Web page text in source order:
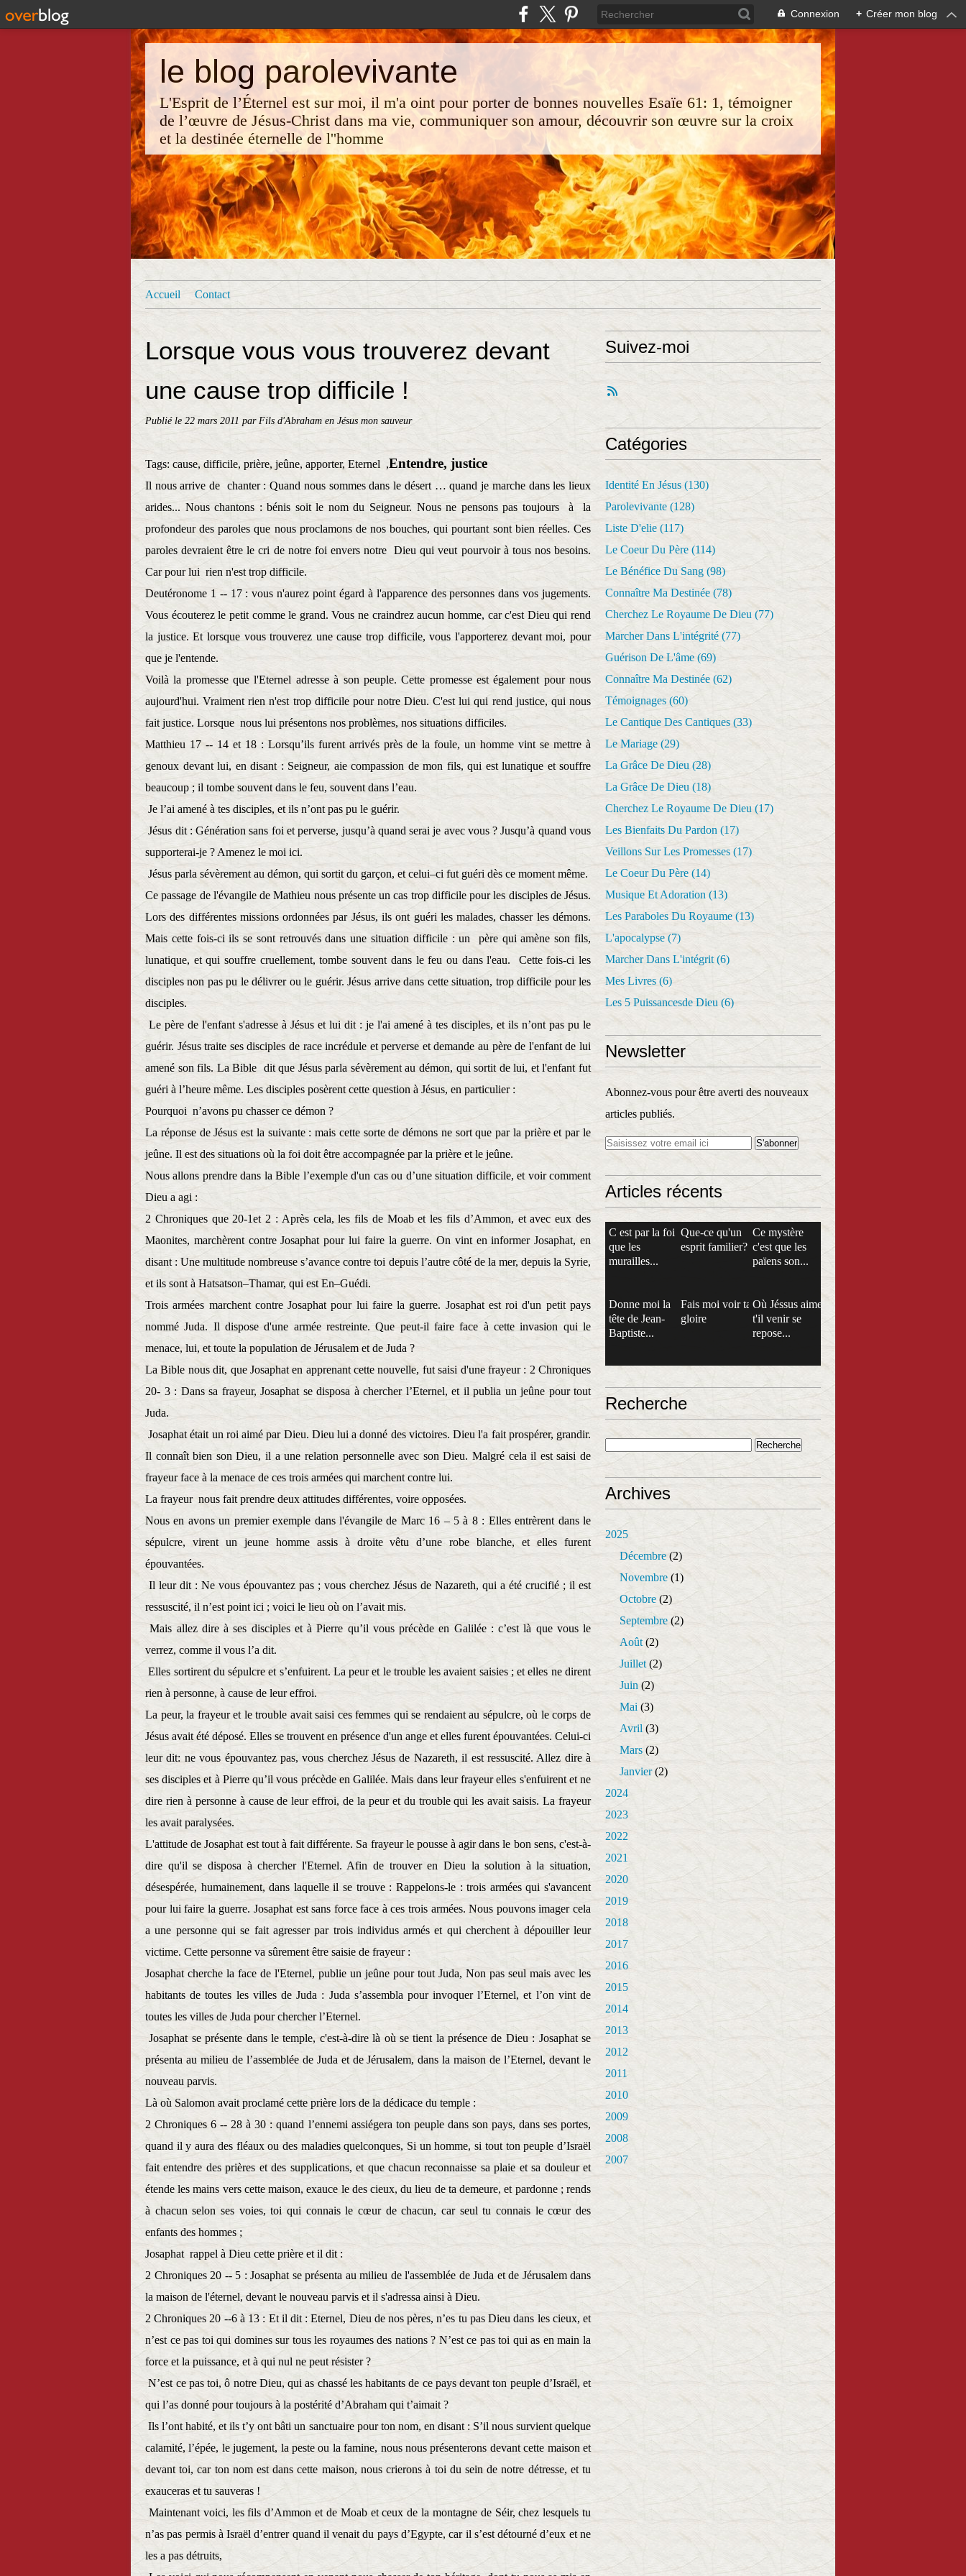
Connexion + Créer mon blog
le blog parolevivante
L'Esprit de l’Éternel est sur moi, il m'a oint pour porter de bonnes nouvelles Esaïe 61: 1, témoigner
de l’œuvre de Jésus-Christ dans ma vie, communiquer son amour, découvrir son œuvre sur la croix
et la destinée éternelle de l''homme
Accueil Contact
Lorsque vous vous trouverez devant
une cause trop difficile !
Publié le 22 mars 2011 par Fils d'Abraham en Jésus mon sauveur
Tags: cause, difficile, prière, jeûne, apporter, Eternel ,Entendre, justice
Il nous arrive de chanter : Quand nous sommes dans le désert … quand je marche dans les lieux
arides... Nous chantons : bénis soit le nom du Seigneur. Nous ne pensons pas toujours
à
la
profondeur des paroles que nous proclamons de nos bouches, qui pourtant sont bien réelles. Ces
paroles devraient être le cri de notre foi envers notre
Dieu qui veut pourvoir à tous nos besoins.
Car pour lui rien n'est trop difficile.
Deutéronome 1 -- 17 : vous n'aurez point égard à l'apparence des personnes dans vos jugements.
Vous écouterez le petit comme le grand. Vous ne craindrez aucun homme, car c'est Dieu qui rend
la justice. Et lorsque vous trouverez une cause trop difficile, vous l'apporterez devant moi, pour
que je l'entende.
Voilà la promesse que l'Eternel adresse à son peuple. Cette promesse est également pour nous
aujourd'hui. Vraiment rien n'est trop difficile pour notre Dieu. C'est lui qui rend justice, qui nous
fait justice. Lorsque nous lui présentons nos problèmes, nos situations difficiles.
Matthieu 17 -- 14 et 18 : Lorsqu’ils furent arrivés près de la foule, un homme vint se mettre à
genoux devant lui, en disant : Seigneur, aie compassion de mon fils, qui est lunatique et souffre
beaucoup ; il tombe souvent dans le feu, souvent dans l’eau.
Je l’ai amené à tes disciples, et ils n’ont pas pu le guérir.
Jésus dit : Génération sans foi et perverse, jusqu’à quand serai je avec vous ? Jusqu’à quand vous
supporterai-je ? Amenez le moi ici.
Jésus parla sévèrement au démon, qui sortit du garçon, et celui–ci fut guéri dès ce moment même.
Ce passage de l'évangile de Mathieu nous présente un cas trop difficile pour les disciples de Jésus.
Lors des différentes missions ordonnées par Jésus, ils ont guéri les malades, chasser les démons.
Mais cette fois-ci ils se sont retrouvés dans une situation difficile : un
père qui amène son fils,
lunatique, et qui souffre cruellement, tombe souvent dans le feu ou dans l'eau. Cette fois-ci les
disciples non pas pu le délivrer ou le guérir. Jésus arrive dans cette situation, trop difficile pour les
disciples.
Le père de l'enfant s'adresse à Jésus et lui dit : je l'ai amené à tes disciples, et ils n’ont pas pu le
guérir. Jésus traite ses disciples de race incrédule et perverse et demande au père de l'enfant de lui
amené son fils. La Bible dit que Jésus parla sévèrement au démon, qui sortit de lui, et l'enfant fut
guéri à l’heure même. Les disciples posèrent cette question à Jésus, en particulier :
Pourquoi n’avons pu chasser ce démon ?
La réponse de Jésus est la suivante : mais cette sorte de démons ne sort que par la prière et par le
jeûne. Il est des situations où la foi doit être accompagnée par la prière et le jeûne.
Nous allons prendre dans la Bible l’exemple d'un cas ou d’une situation difficile, et voir comment
Dieu a agi :
2 Chroniques que 20-1et 2 : Après cela, les fils de Moab et les fils d’Ammon, et avec eux des
Maonites, marchèrent contre Josaphat pour lui faire la guerre. On vint en informer Josaphat, en
disant : Une multitude nombreuse s’avance contre toi depuis l’autre côté de la mer, depuis la Syrie,
et ils sont à Hatsatson–Thamar, qui est En–Guédi.
Trois armées marchent contre Josaphat pour lui faire la guerre. Josaphat est roi d'un petit pays
nommé Juda. Il dispose d'une armée restreinte. Que peut-il faire face à cette invasion qui le
menace, lui, et toute la population de Jérusalem et de Juda ?
La Bible nous dit, que Josaphat en apprenant cette nouvelle, fut saisi d'une frayeur : 2 Chroniques
20- 3 : Dans sa frayeur, Josaphat se disposa à chercher l’Eternel, et il publia un jeûne pour tout
Juda.
Josaphat était un roi aimé par Dieu. Dieu lui a donné des victoires. Dieu l'a fait prospérer, grandir.
Il connaît bien son Dieu, il a une relation personnelle avec son Dieu. Malgré cela il est saisi de
frayeur face à la menace de ces trois armées qui marchent contre lui.
La frayeur nous fait prendre deux attitudes différentes, voire opposées.
Nous en avons un premier exemple dans l'évangile de Marc 16 – 5 à 8 : Elles entrèrent dans le
sépulcre, virent un jeune homme assis à droite vêtu d’une robe blanche, et elles furent
épouvantées.
Il leur dit : Ne vous épouvantez pas ; vous cherchez Jésus de Nazareth, qui a été crucifié ; il est
ressuscité, il n’est point ici ; voici le lieu où on l’avait mis.
Mais allez dire à ses disciples et à Pierre qu’il vous précède en Galilée : c’est là que vous le
verrez, comme il vous l’a dit.
Elles sortirent du sépulcre et s’enfuirent. La peur et le trouble les avaient saisies ; et elles ne dirent
rien à personne, à cause de leur effroi.
La peur, la frayeur et le trouble avait saisi ces femmes qui se rendaient au sépulcre, où le corps de
Jésus avait été déposé. Elles se trouvent en présence d'un ange et elles furent épouvantées. Celui-ci
leur dit: ne vous épouvantez pas, vous cherchez Jésus de Nazareth, il est ressuscité. Allez dire à
ses disciples et à Pierre qu’il vous précède en Galilée. Mais dans leur frayeur elles s'enfuirent et ne
dire rien à personne à cause de leur effroi, de la peur et du trouble qui les avait saisis. La frayeur
les avait paralysées.
L'attitude de Josaphat est tout à fait différente. Sa frayeur le pousse à agir dans le bon sens, c'est-à-
dire qu'il se disposa à chercher l'Eternel. Afin de trouver en Dieu la solution à la situation,
désespérée, humainement, dans laquelle il se trouve : Rappelons-le : trois armées qui s'avancent
pour lui faire la guerre. Josaphat est sans force face à ces trois armées. Nous pouvons imager cela
a une personne qui se fait agresser par trois individus armés et qui cherchent à dépouiller leur
victime. Cette personne va sûrement être saisie de frayeur :
Josaphat cherche la face de l'Eternel, publie un jeûne pour tout Juda, Non pas seul mais avec les
habitants de toutes les villes de Juda : Juda s’assembla pour invoquer l’Eternel, et l’on vint de
toutes les villes de Juda pour chercher l’Eternel.
Josaphat se présente dans le temple, c'est-à-dire là où se tient la présence de Dieu : Josaphat se
présenta au milieu de l’assemblée de Juda et de Jérusalem, dans la maison de l’Eternel, devant le
nouveau parvis.
Là où Salomon avait proclamé cette prière lors de la dédicace du temple :
2 Chroniques 6 -- 28 à 30 : quand l’ennemi assiégera ton peuple dans son pays, dans ses portes,
quand il y aura des fléaux ou des maladies quelconques, Si un homme, si tout ton peuple d’Israël
fait entendre des prières et des supplications, et que chacun reconnaisse sa plaie et sa douleur et
étende les mains vers cette maison, exauce le des cieux, du lieu de ta demeure, et pardonne ; rends
à chacun selon ses voies, toi qui connais le cœur de chacun, car seul tu connais le cœur des
enfants des hommes ;
Josaphat rappel à Dieu cette prière et il dit :
2 Chroniques 20 -- 5 : Josaphat se présenta au milieu de l'assemblée de Juda et de Jérusalem dans
la maison de l'éternel, devant le nouveau parvis et il s'adressa ainsi à Dieu.
2 Chroniques 20 --6 à 13 : Et il dit : Eternel, Dieu de nos pères, n’es tu pas Dieu dans les cieux, et
n’est ce pas toi qui domines sur tous les royaumes des nations ? N’est ce pas toi qui as en main la
force et la puissance, et à qui nul ne peut résister ?
N’est ce pas toi, ô notre Dieu, qui as chassé les habitants de ce pays devant ton peuple d’Israël, et
qui l’as donné pour toujours à la postérité d’Abraham qui t’aimait ?
Ils l’ont habité, et ils t’y ont bâti un sanctuaire pour ton nom, en disant : S’il nous survient quelque
calamité, l’épée, le jugement, la peste ou la famine, nous nous présenterons devant cette maison et
devant toi, car ton nom est dans cette maison, nous crierons à toi du sein de notre détresse, et tu
exauceras et tu sauveras !
Maintenant voici, les fils d’Ammon et de Moab et ceux de la montagne de Séir, chez lesquels tu
n’as pas permis à Israël d’entrer quand il venait du pays d’Egypte, car il s’est détourné d’eux et ne
les a pas détruits,
Suivez-moi
Catégories
Identité En Jésus (130)
Parolevivante (128)
Liste D'elie (117)
Le Coeur Du Père (114)
Le Bénéfice Du Sang (98)
Connaître Ma Destinée (78)
Cherchez Le Royaume De Dieu (77)
Marcher Dans L'intégrité (77)
Guérison De L'âme (69)
Connaître Ma Destinée (62)
Témoignages (60)
Le Cantique Des Cantiques (33)
Le Mariage (29)
La Grâce De Dieu (28)
La Grâce De Dieu (18)
Cherchez Le Royaume De Dieu (17)
Les Bienfaits Du Pardon (17)
Veillons Sur Les Promesses (17)
Le Coeur Du Père (14)
Musique Et Adoration (13)
Les Paraboles Du Royaume (13)
L'apocalypse (7)
Marcher Dans L'intégrit (6)
Mes Livres (6)
Les 5 Puissancesde Dieu (6)
Newsletter
Abonnez-vous pour être averti des nouveaux
articles publiés.
Articles récents
C est par la foi
que les
murailles...
Que-ce qu'un
esprit familier?
Ce mystère
c'est que les
païens son...
Donne moi la
tête de Jean-
Baptiste...
Fais moi voir ta
gloire
Où Jéssus aime
t'il venir se
repose...
Recherche
Archives
2025
Décembre (2)
Novembre (1)
Octobre (2)
Septembre (2)
Août (2)
Juillet (2)
Juin (2)
Mai (3)
Avril (3)
Mars (2)
Janvier(2)
2024
2023
2022
2021
2020
2019
2018
2017
2016
2015
2014
2013
2012
2011
2010
2009
2008
2007